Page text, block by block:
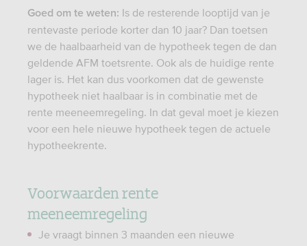
Goed om te weten: Is de resterende looptijd van je
rentevaste periode korter dan 10 jaar? Dan toetsen
we de haalbaarheid van de hypotheek tegen de dan
geldende AFM toetsrente. Ook als de huidige rente
lager is. Het kan dus voorkomen dat de gewenste
hypotheek niet haalbaar is in combinatie met de
rente meeneemregeling. In dat geval moet je kiezen
voor een hele nieuwe hypotheek tegen de actuele
hypotheekrente.
Voorwaarden rente
meeneemregeling
Je vraagt binnen 3 maanden een nieuwe